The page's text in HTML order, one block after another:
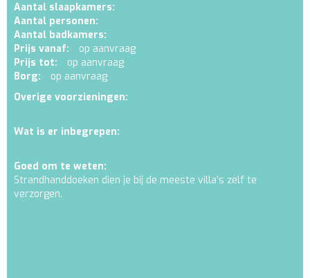
Aantal slaapkamers:
Aantal personen:
Aantal badkamers:
Prijs vanaf:
op aanvraag
Prijs tot:
op aanvraag
Borg:
op aanvraag
Overige voorzieningen:
Wat is er inbegrepen:
Goed om te weten:
Strandhanddoeken dien je bij de meeste villa's zelf te
verzorgen.